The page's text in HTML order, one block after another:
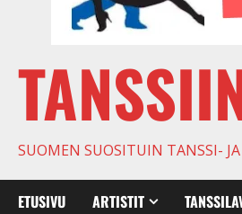
SUOMEN SUOSITUIN TANSSI-
ETUSIVU ARTISTIT